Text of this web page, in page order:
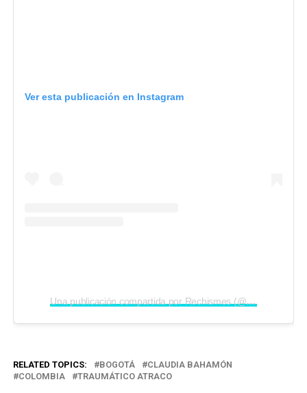
Ver esta publicación en Instagram
Una publicación compartida por Rechismes (@rechismes)
RELATED TOPICS: BOGOTÁ
CLAUDIA BAHAMÓN
COLOMBIA
TRAUMÁTICO ATRACO